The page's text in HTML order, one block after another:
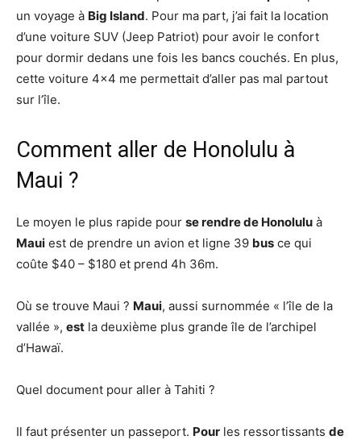
un voyage à Big Island. Pour ma part, j’ai fait la location
d’une voiture SUV (Jeep Patriot) pour avoir le confort
pour dormir dedans une fois les bancs couchés. En plus,
cette voiture 4×4 me permettait d’aller pas mal partout
sur l’île.
Comment aller de Honolulu à
Maui ?
Le moyen le plus rapide pour se rendre de Honolulu à
Maui est de prendre un avion et ligne 39 bus ce qui
coûte $40 – $180 et prend 4h 36m.
Où se trouve Maui ? Maui, aussi surnommée « l’île de la
vallée », est la deuxième plus grande île de l’archipel
d’Hawaï.
Quel document pour aller à Tahiti ?
Il faut présenter un passeport. Pour les ressortissants de